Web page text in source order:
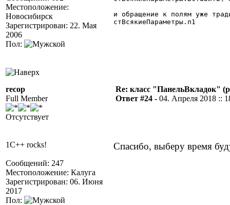
Местоположение:
Новосибирск
Зарегистрирован: 22. Мая
2006
Пол:
и обращение к полям уже
стВсякиеПараметры.п1
recop
Full Member
Отсутствует
1C++ rocks!
Сообщений: 247
Местоположение: Калуга
Зарегистрирован: 06. Июня
2017
Пол:
Re: класс "ПанельВкладок"
Ответ #24 - 04. Апреля 2018 ::
Спасибо, выберу время